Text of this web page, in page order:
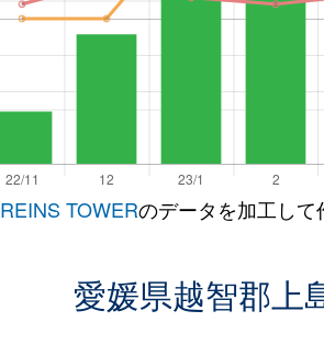
REINS TOWERのデータを加工して
愛媛県越智郡上